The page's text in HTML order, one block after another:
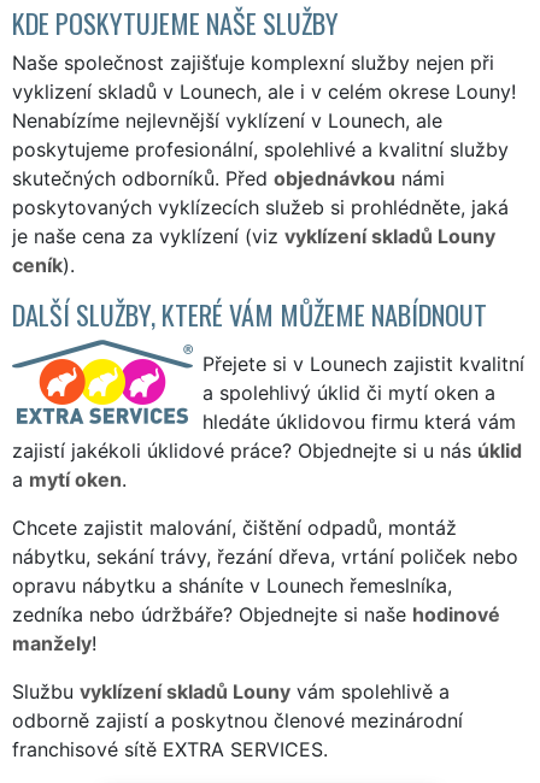
KDE POSKYTUJEME NAŠE SLUŽBY
Naše společnost zajišťuje komplexní služby nejen při
vyklizení skladů v Lounech, ale i v celém okrese Louny!
Nenabízíme nejlevnější vyklízení v Lounech, ale
poskytujeme profesionální, spolehlivé a kvalitní služby
skutečných odborníků. Před objednávkou námi
poskytovaných vyklízecích služeb si prohlédněte, jaká
je naše cena za vyklízení (viz vyklízení skladů Louny
ceník).
DALŠÍ SLUŽBY, KTERÉ VÁM MŮŽEME NABÍDNOUT
Přejete si v Lounech zajistit kvalitní
a spolehlivý úklid či mytí oken a
hledáte úklidovou firmu která vám
zajistí jakékoli úklidové práce? Objednejte si u nás úklid
a mytí oken.
Chcete zajistit malování, čištění odpadů, montáž
nábytku, sekání trávy, řezání dřeva, vrtání poliček nebo
opravu nábytku a sháníte v Lounech řemeslníka,
zedníka nebo údržbáře? Objednejte si naše hodinové
manžely!
Službu vyklízení skladů Louny vám spolehlivě a
odborně zajistí a poskytnou členové mezinárodní
franchisové sítě EXTRA SERVICES.